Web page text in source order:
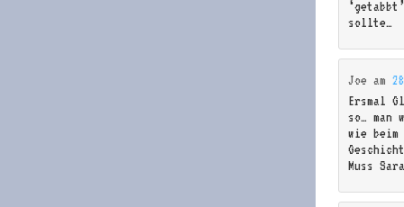
sollte…
Joe am
Ersmal
so…
wie
Muss